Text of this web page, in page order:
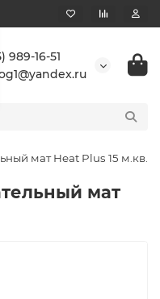
989-16-51
мат Heat Plus 15 м.кв.
мат